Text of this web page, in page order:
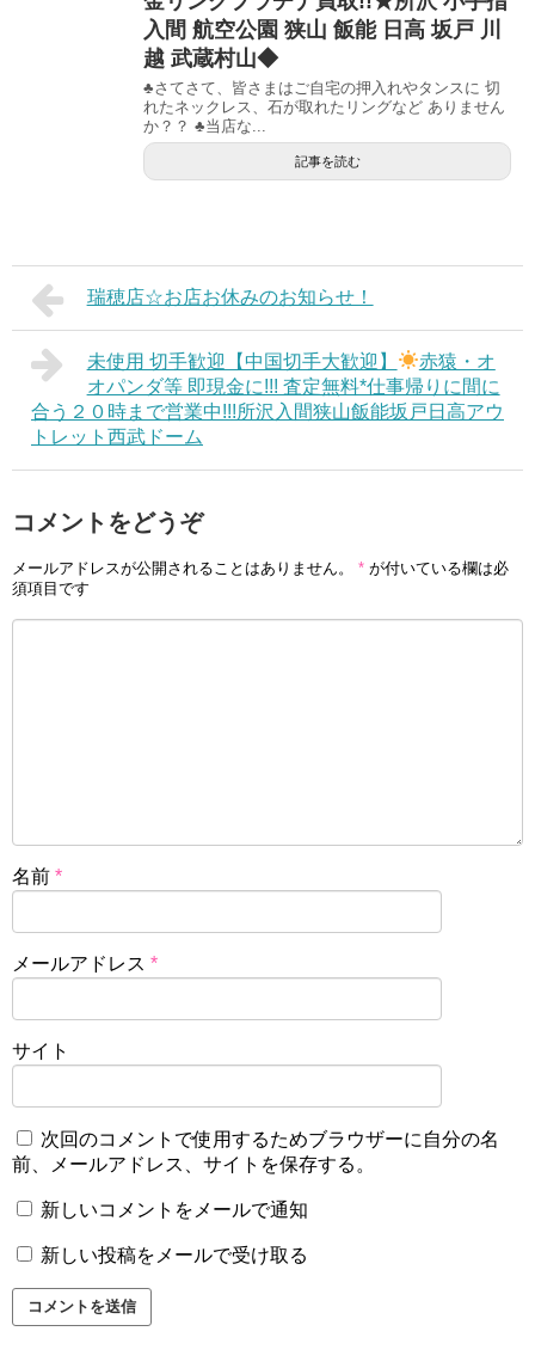
入間 航空公園 狭山 飯能 日高 坂戸 川
越 武蔵村山◆
♣さてさて、皆さまはご自宅の押入れやタンスに 切
れたネックレス、石が取れたリングなど ありません
か？？ ♣当店な...
記事を読む
瑞穂店☆お店お休みのお知らせ！
未使用 切手歓迎【中国切手大歓迎】
赤猿・オ
オパンダ等 即現金に!!! 査定無料*仕事帰りに間に
合う２０時まで営業中!!!所沢入間狭山飯能坂戸日高アウ
トレット西武ドーム
コメントをどうぞ
メールアドレスが公開されることはありません。 * が付いている欄は必
須項目です
名前 *
メールアドレス *
サイト
次回のコメントで使用するためブラウザーに自分の名
前、メールアドレス、サイトを保存する。
新しいコメントをメールで通知
新しい投稿をメールで受け取る